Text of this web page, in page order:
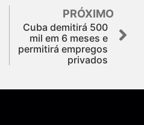
PRÓXIMO
Cuba demitirá 500
mil em 6 meses e
permitirá empregos
privados